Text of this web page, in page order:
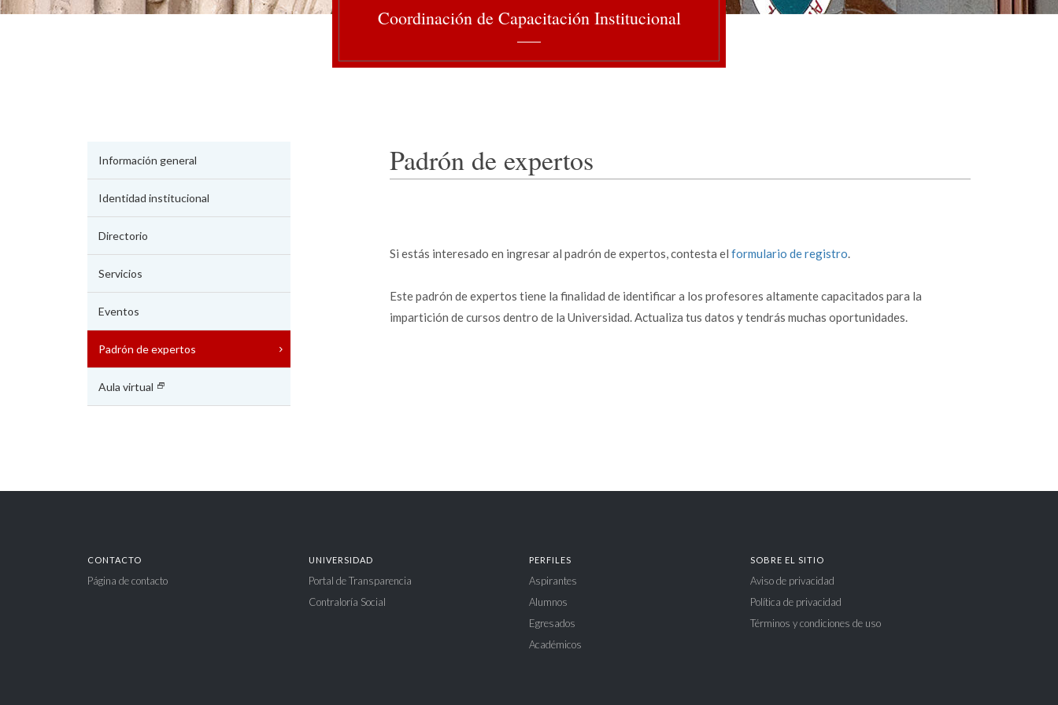
Coordinación de Capacitación Institucional
Información general
Identidad institucional
Directorio
Servicios
Eventos
Padrón de expertos
Aula virtual
Padrón de expertos
Si estás interesado en ingresar al padrón de expertos, contesta el formulario de registro.
Este padrón de expertos tiene la finalidad de identificar a los profesores altamente capacitados para la
impartición de cursos dentro de la Universidad. Actualiza tus datos y tendrás muchas oportunidades.
CONTACTO
Página de contacto
UNIVERSIDAD
Portal de Transparencia
Contraloría Social
PERFILES
Aspirantes
Alumnos
Egresados
Académicos
SOBRE EL SITIO
Aviso de privacidad
Política de privacidad
Términos y condiciones de uso